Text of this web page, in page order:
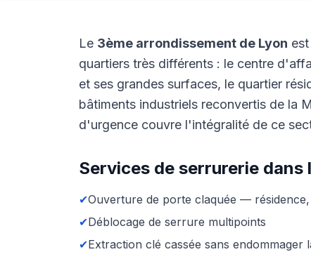
Le 3ème arrondissement de Lyon
quartiers très différents : le centre
et ses grandes surfaces, le quartier
bâtiments industriels reconvertis de la
d'urgence couvre l'intégralité de ce
Services de serrurerie dans
✔Ouverture de porte claquée —
✔Déblocage de serrure multipoints
✔Extraction clé cassée sans endommager